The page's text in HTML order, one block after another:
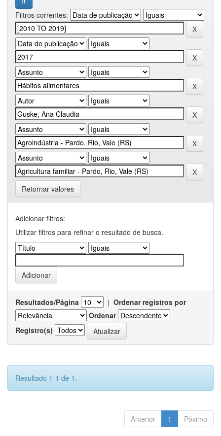
Filtros correntes:
Retornar valores
Adicionar filtros:
Utilizar filtros para refinar o resultado de busca.
Resultados/Página | Ordenar registros por
Ordenar
Registro(s)
Resultado 1-1 de 1.
Anterior 1 Póximo